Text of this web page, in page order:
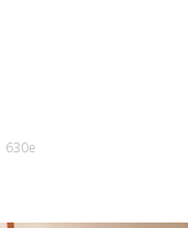
630e